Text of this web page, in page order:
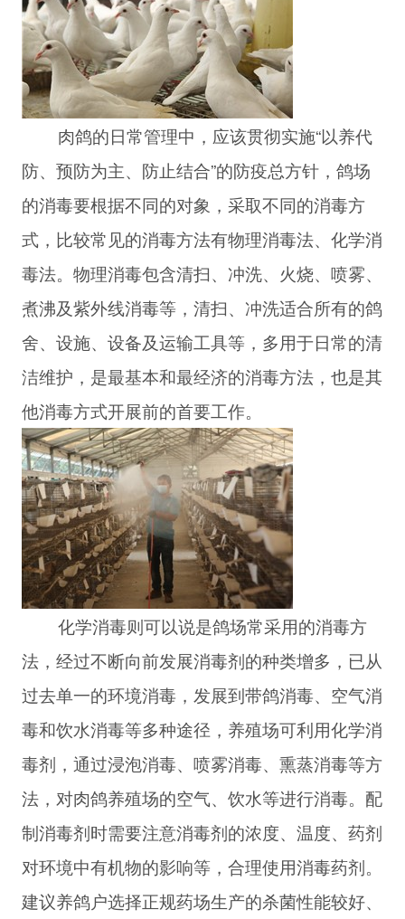
肉鸽的日常管理中，应该贯彻实施“以养代
防、预防为主、防止结合”的防疫总方针，鸽场
的消毒要根据不同的对象，采取不同的消毒方
式，比较常见的消毒方法有物理消毒法、化学消
毒法。物理消毒包含清扫、冲洗、火烧、喷雾、
煮沸及紫外线消毒等，清扫、冲洗适合所有的鸽
舍、设施、设备及运输工具等，多用于日常的清
洁维护，是最基本和最经济的消毒方法，也是其
他消毒方式开展前的首要工作。
化学消毒则可以说是鸽场常采用的消毒方
法，经过不断向前发展消毒剂的种类增多，已从
过去单一的环境消毒，发展到带鸽消毒、空气消
毒和饮水消毒等多种途径，养殖场可利用化学消
毒剂，通过浸泡消毒、喷雾消毒、熏蒸消毒等方
法，对肉鸽养殖场的空气、饮水等进行消毒。配
制消毒剂时需要注意消毒剂的浓度、温度、药剂
对环境中有机物的影响等，合理使用消毒药剂。
建议养鸽户选择正规药场生产的杀菌性能较好、